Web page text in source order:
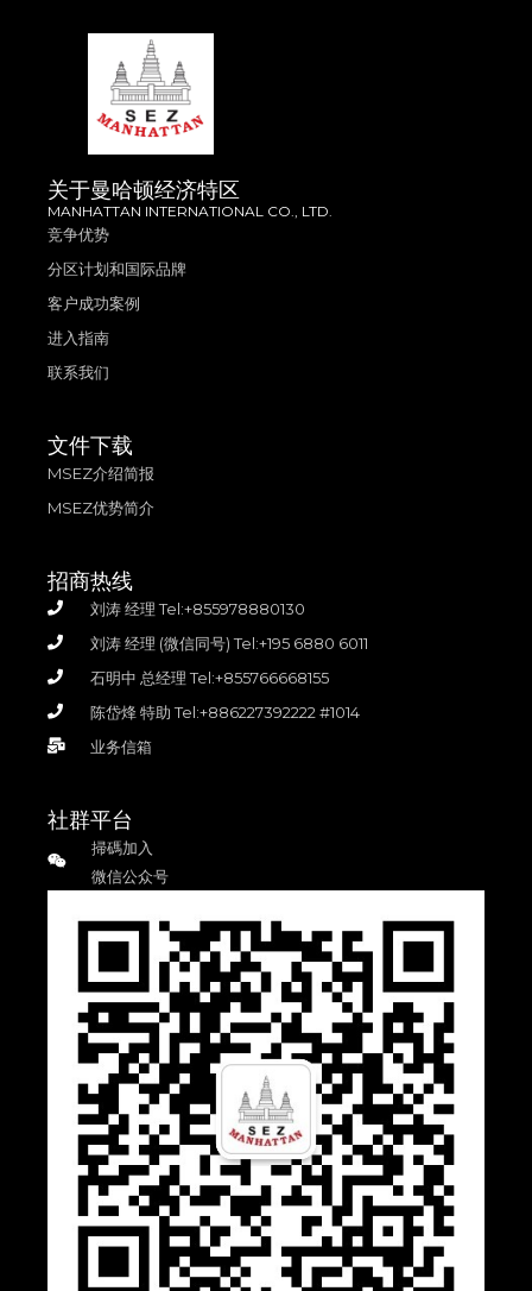
关于曼哈顿经济特区
MANHATTAN INTERNATIONAL CO., LTD.
竞争优势
分区计划和国际品牌
客户成功案例
进入指南
联系我们
文件下载
MSEZ介绍简报
MSEZ优势简介
招商热线
刘涛 经理 Tel:+855978880130
刘涛 经理 (微信同号) Tel:+195 6880 6011
石明中 总经理 Tel:+855766668155
陈岱烽 特助 Tel:+886227392222 #1014
业务信箱
社群平台
掃碼加入
微信公众号